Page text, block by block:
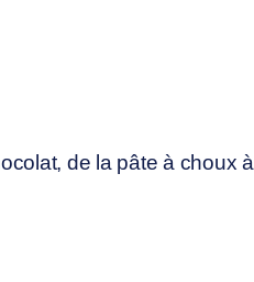
de la pâte à choux à